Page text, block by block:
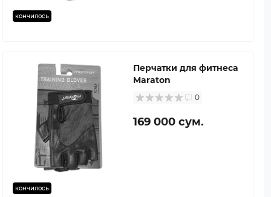
кончилось
кончилось
Перчатки для фитнеса
Maraton
0
169 000 сум.